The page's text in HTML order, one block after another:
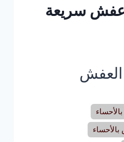
سريعة